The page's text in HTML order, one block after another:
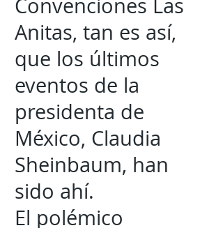
Convenciones Las
Anitas, tan es así,
que los últimos
eventos de la
presidenta de
México, Claudia
Sheinbaum, han
sido ahí.
El polémico